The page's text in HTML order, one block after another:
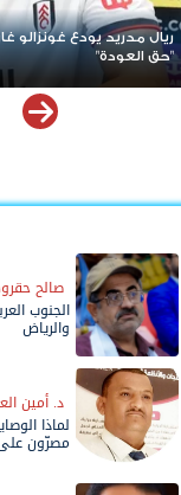
صالح
الجنوب
والرياض
د. أمين
لماذا
مصرّون